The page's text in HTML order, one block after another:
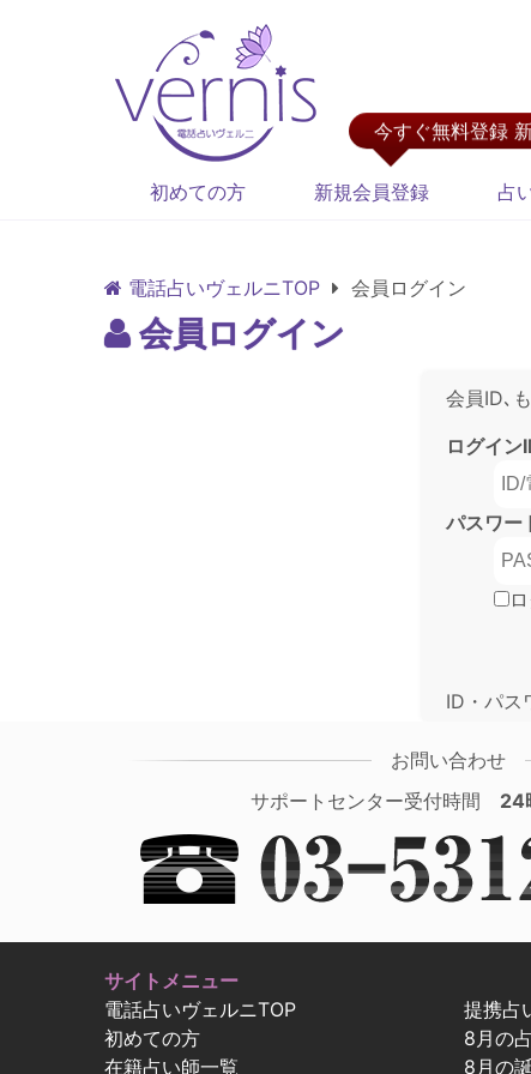
今すぐ無料登録
初めての方 新規会員登録 占
電話占いヴェルニTOP 会員ログイン
会員ログイン
会員ID､
ログイン
パスワー
ID・パス
お問い合わせ
サポートセンター受付時間 24
サイトメニュー
電話占いヴェルニTOP
初めての方
在籍占い師一覧
提携占
8月の
8月の